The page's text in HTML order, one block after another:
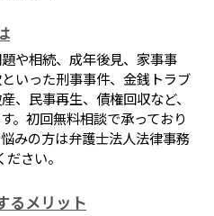
や相続、成年後見、家事事
いった刑事事件、金銭トラブ
、民事再生、債権回収など、
。初回無料相談で承っており
みの方は弁護士法人法律事務
さい。
るメリット